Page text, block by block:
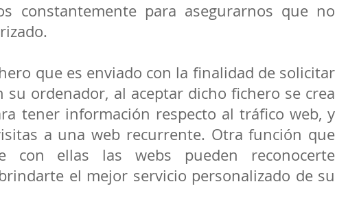
constantemente para asegurarnos que no
que es enviado con la finalidad de solicitar
su ordenador, al aceptar dicho fichero se crea
tener información respecto al tráfico web, y
a una web recurrente. Otra función que
con ellas las webs pueden reconocerte
el mejor servicio personalizado de su